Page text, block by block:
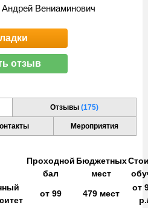
Вениаминович
отзыв
Отзывы (175)
Мероприятия
Проходной
бал
Бюджетных
мест
от99 479 мест
от